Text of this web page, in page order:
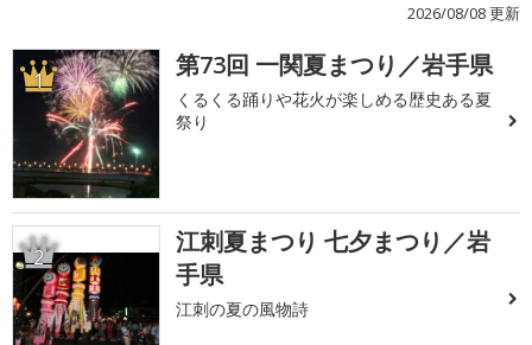
2026/08/08 更新
1 第73回 一関夏まつり／岩手県
くるくる踊りや花火が楽しめる歴史ある夏
祭り
2
江刺夏まつり 七夕まつり／岩
手県
江刺の夏の風物詩